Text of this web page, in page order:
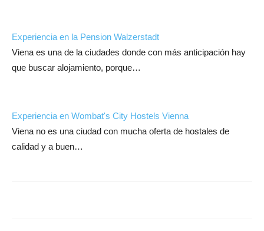
Experiencia en la Pension Walzerstadt
Viena es una de la ciudades donde con más anticipación hay
que buscar alojamiento, porque…
Experiencia en Wombat's City Hostels Vienna
Viena no es una ciudad con mucha oferta de hostales de
calidad y a buen…